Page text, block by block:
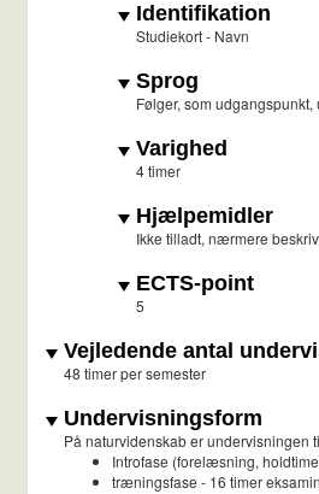
Identifikation
Studiekort - Navn
Sprog
Følger, som
Varighed
4 timer
Hjælpemidler
Ikke tilladt, nærmere
ECTS-point
5
Vejledende antal
48 timer per semester
Undervisningsform
På naturvidenskab er undervisningen
Introfase (forelæsning,
træningsfase - 16 timer